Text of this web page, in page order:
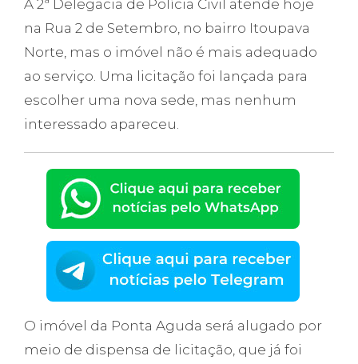
A 2ª Delegacia de Polícia Civil atende hoje
na Rua 2 de Setembro, no bairro Itoupava
Norte, mas o imóvel não é mais adequado
ao serviço. Uma licitação foi lançada para
escolher uma nova sede, mas nenhum
interessado apareceu.
O imóvel da Ponta Aguda será alugado por
meio de dispensa de licitação, que já foi